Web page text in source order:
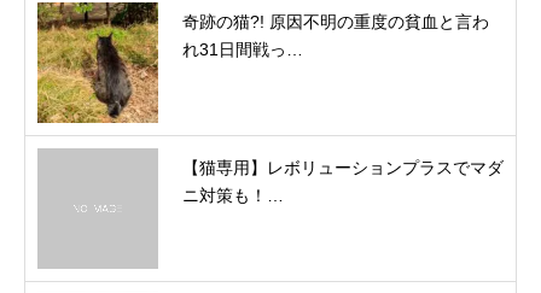
奇跡の猫?! 原因不明の重度の貧血と言わ
れ31日間戦っ…
【猫専用】レボリューションプラスでマダ
ニ対策も！…